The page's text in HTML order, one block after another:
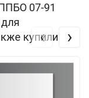
07-91
купили
‹ ›